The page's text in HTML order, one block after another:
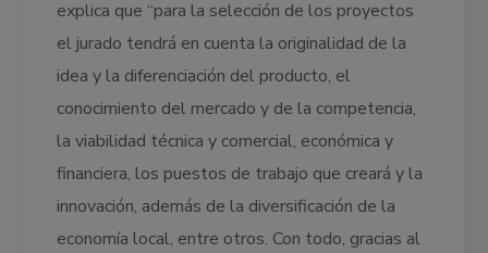
explica que “para la selección de los proyectos
el jurado tendrá en cuenta la originalidad de la
idea y la diferenciación del producto, el
conocimiento del mercado y de la competencia,
la viabilidad técnica y comercial, económica y
financiera, los puestos de trabajo que creará y la
innovación, además de la diversificación de la
economía local, entre otros. Con todo, gracias al